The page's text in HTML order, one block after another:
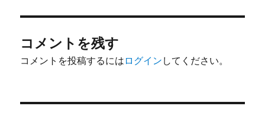
コメントを残す
コメントを投稿するには ログイン してください。